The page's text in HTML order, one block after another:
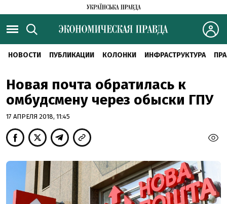
НОВОСТИ ПУБЛИКАЦИИ КОЛОНКИ ИНФРАСТРУКТУРА
Новая почта обратилась к
омбудсмену через обыски ГПУ
17 АПРЕЛЯ 2018, 11:45